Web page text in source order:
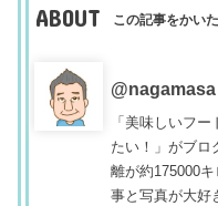
ABOUT この記事をかい
@nagamasa
「美味しいフ
たい！」がブロ
離が約175000
事と写真が大好